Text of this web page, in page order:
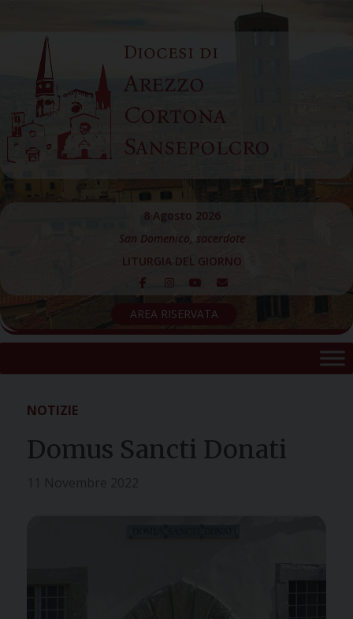
content
Diocesi di
Arezzo
Cortona
Sansepolcro
8 Agosto 2026
San Domenico, sacerdote
LITURGIA DEL GIORNO
AREA RISERVATA
NOTIZIE
Domus Sancti Donati